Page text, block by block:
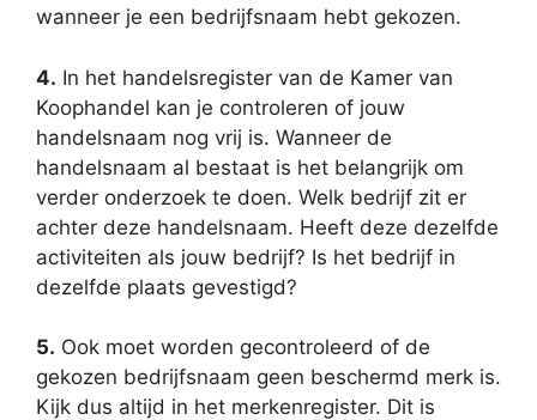
wanneer je een bedrijfsnaam hebt gekozen.
4. In het handelsregister van de Kamer van
Koophandel kan je controleren of jouw
handelsnaam nog vrij is. Wanneer de
handelsnaam al bestaat is het belangrijk om
verder onderzoek te doen. Welk bedrijf zit er
achter deze handelsnaam. Heeft deze dezelfde
activiteiten als jouw bedrijf? Is het bedrijf in
dezelfde plaats gevestigd?
5. Ook moet worden gecontroleerd of de
gekozen bedrijfsnaam geen beschermd merk is.
Kijk dus altijd in het merkenregister. Dit is